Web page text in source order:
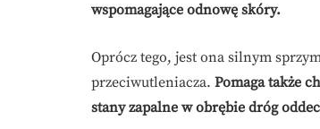
wspomagające odnowę skóry.
Oprócz tego, jest ona silnym
przeciwutleniacza. Pomaga także
stany zapalne w obrębie dróg